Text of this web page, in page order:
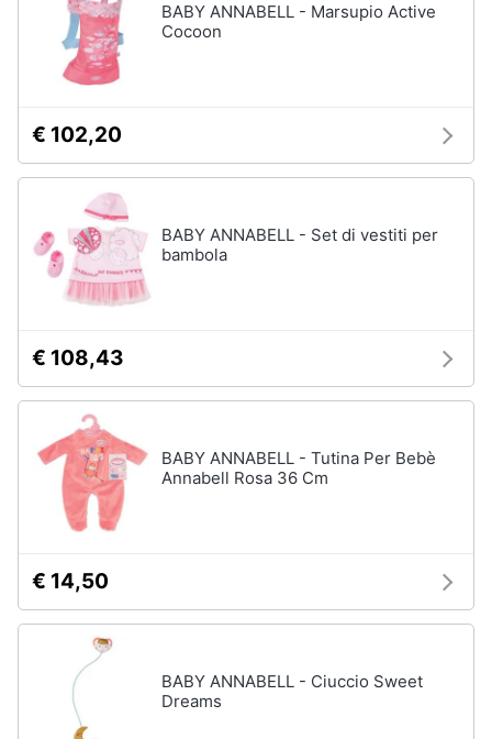
BABY ANNABELL - Marsupio Active
Cocoon
€ 102,20
BABY ANNABELL - Set di vestiti per
bambola
€ 108,43
BABY ANNABELL - Tutina Per Bebè
Annabell Rosa 36 Cm
€ 14,50
BABY ANNABELL - Ciuccio Sweet
Dreams